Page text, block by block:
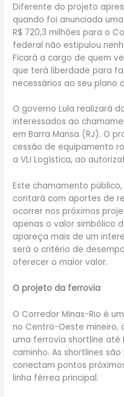
Diferente do projeto
quando foi anunciada
R$ 720,3 milhões para o
federal não estipulou
Ficará a cargo de quem
que terá liberdade para
necessários ao seu plano
O governo Lula realizará
interessados ao
em Barra Mansa (RJ). O
cessão de equipamento
a VLI Logística, ao
Este chamamento
contará com aportes de
ocorrer nos próximos
apenas o valor simbólico
apareça mais de um
será o critério de
oferecer o maior valor.
O projeto da ferrovia
O Corredor Minas-Rio é
no Centro-Oeste mineiro,
uma ferrovia shortline até
caminho. As shortlines
conectam pontos
linha férrea principal.